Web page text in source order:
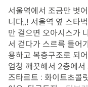
서울역에서 조금만 벗
니다,,! 서울역 옆 스타
만 걸으면 오아시스가
서 걷다가 스르륵 들어
용하고 복층구조로 되
엄청 깨끗해서 2층에서
즈타르트 : 화이트초콜